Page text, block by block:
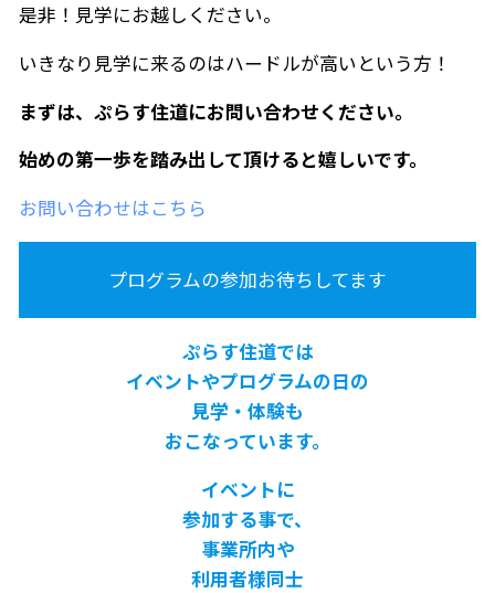
是非！見学にお越しください。
いきなり見学に来るのはハードルが高いという方！
まずは、ぷらす住道にお問い合わせください。
始めの第一歩を踏み出して頂けると嬉しいです。
お問い合わせはこちら
プログラムの参加お待ちしてます
ぷらす住道では
イベントやプログラムの日の
見学・体験も
おこなっています。
イベントに
参加する事で、
事業所内や
利用者様同士